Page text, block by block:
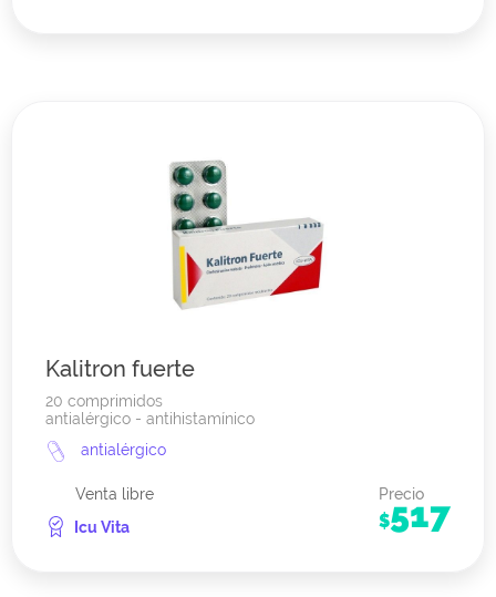
Kalitron fuerte
20 comprimidos
antialérgico - antihistamínico
antialérgico
Venta libre
Icu Vita
Precio
$517